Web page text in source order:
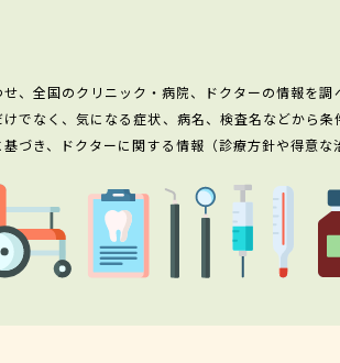
、全国のクリニック・病院、ドクターの情報を調
でなく、気になる症状、病名、検査名などから
づき、ドクターに関する情報（診療方針や得意な